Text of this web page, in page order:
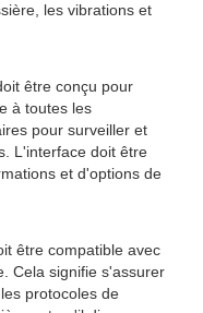
les vibrations et
être conçu pour
à toutes les
pour surveiller et
L'interface doit être
et d'options de
être compatible avec
Cela signifie s'assurer
protocoles de